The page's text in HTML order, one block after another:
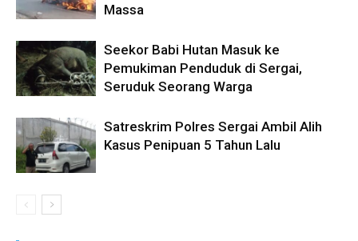
Massa
Seekor Babi Hutan Masuk ke
Pemukiman Penduduk di Sergai,
Seruduk Seorang Warga
Satreskrim Polres Sergai Ambil Alih
Kasus Penipuan 5 Tahun Lalu